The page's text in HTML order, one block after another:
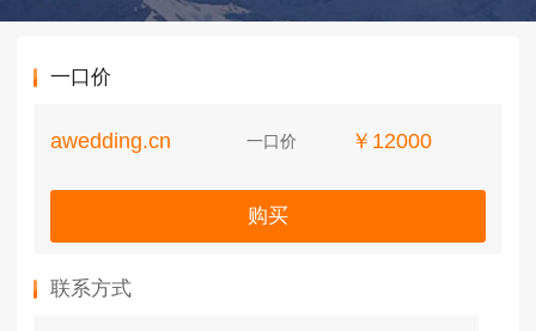
一口价
awedding.cn 一口价 ￥12000
购买
联系方式